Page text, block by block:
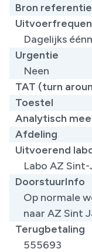
Bron
Dagelijks
Urgentie
Neen
TAT (turn
Toestel
Analytisch
Afdeling
Uitvoerend
Labo AZ
DoorstuurInfo
Op normale
naar AZ Sint
Terugbetaling
555693